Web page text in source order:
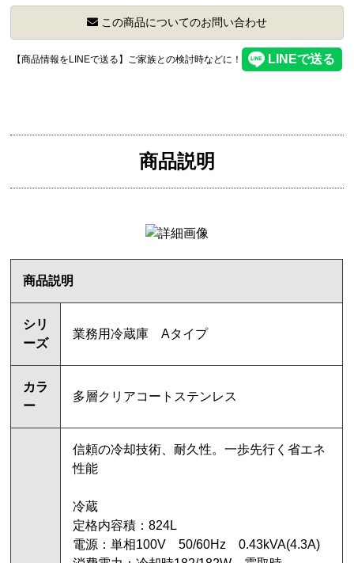
この商品についてのお問い合わせ
【商品情報をLINEで送る】ご家族との検討時などに！
商品説明
商品説明
シリ
ーズ
業務用冷蔵庫 Aタイプ
カラ
ー
多層クリアコートステンレス
信頼の冷却技術、耐久性。一歩先行く省エネ
性能
冷蔵
定格内容積：824L
電源：単相100V 50/60Hz 0.43kVA(4.3A)